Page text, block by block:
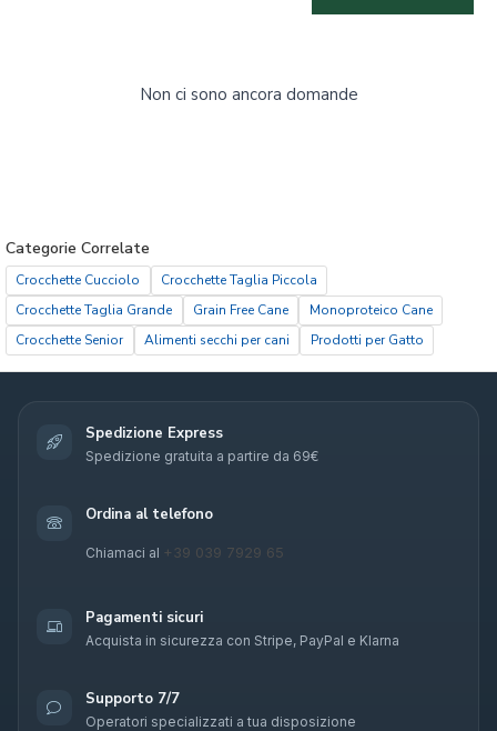
Non ci sono ancora domande
Categorie Correlate
Crocchette Cucciolo
Crocchette Taglia Piccola
Crocchette Taglia Grande
Grain Free Cane
Monoproteico Cane
Crocchette Senior
Alimenti secchi per cani Prodotti per Gatto
Spedizione Express
Spedizione gratuita a partire da 69€
Ordina al telefono
Chiamaci al +39 039 7929 65
Pagamenti sicuri
Acquista in sicurezza con Stripe, PayPal e Klarna
Supporto 7/7
Operatori specializzati a tua disposizione